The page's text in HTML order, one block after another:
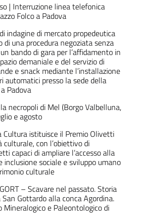
| Interruzione linea telefonica
Folco a Padova
indagine di mercato propedeutica
di una procedura negoziata senza
bando di gara per l’affidamento in
demaniale e del servizio di
e snack mediante l’installazione
automatici presso la sede della
Padova
necropoli di Mel (Borgo Valbelluna,
e agosto
Cultura istituisce il Premio Olivetti
culturale, con l’obiettivo di
capaci di ampliare l’accesso alla
inclusione sociale e sviluppo umano
culturale
– Scavare nel passato. Storia
Gottardo alla conca Agordina.
Mineralogico e Paleontologico di